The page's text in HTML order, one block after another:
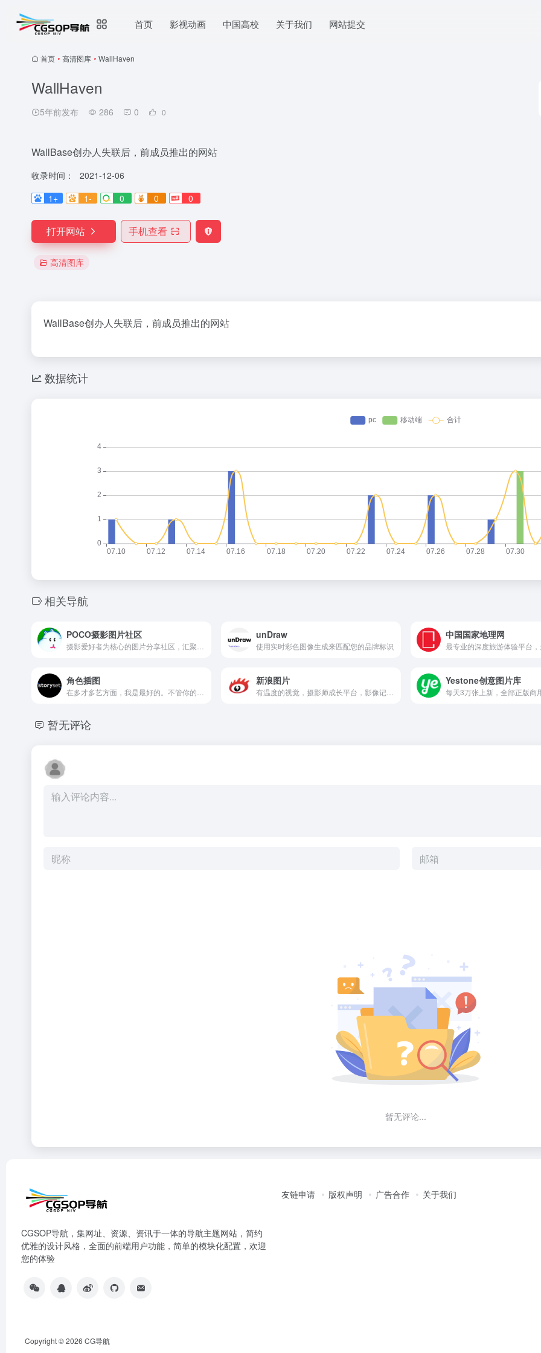
首页 影视动画 中国高校 关于我们 网站提交
首页 • 高清图库 • WallHaven
WallHaven
5年前发布 286 0 0
WallBase创办人失联后，前成员推出的网站
收录时间：
2021-12-06
1+
1- 0 0 0
打开网站 手机查看
高清图库
WallBase创办人失联后，前成员推出的网站
数据统计
相关导航
POCO摄影图片社区 unDraw
使用实时彩色图像生成来匹配您的品牌标识
中国国家地理网
角色插图 新浪图片 Yestone创意图片库
暂无评论
暂无评论...
CGSOP导航，集网址、资源、资讯于一体的导航主题网站，简约
优雅的设计风格，全面的前端用户功能，简单的模块化配置，欢迎
您的体验
友链申请 版权声明 广告合作 关于我们
Copyright © 2026 CG导航